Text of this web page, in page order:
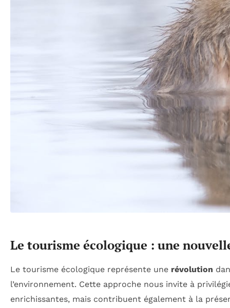
Le tourisme écologique : une
Le tourisme écologique représente une révolution
l’environnement. Cette approche nous invite à
enrichissantes, mais contribuent également à la